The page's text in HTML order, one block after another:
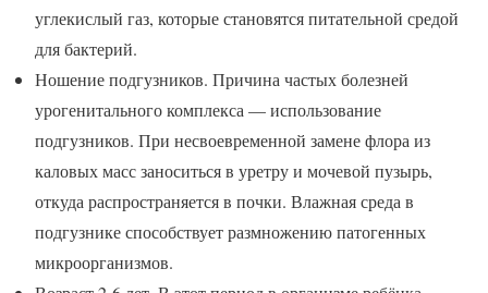
углекислый газ, которые становятся питательной средой
для бактерий.
Ношение подгузников. Причина частых болезней
урогенитального комплекса — использование
подгузников. При несвоевременной замене флора из
каловых масс заноситься в уретру и мочевой пузырь,
откуда распространяется в почки. Влажная среда в
подгузнике способствует размножению патогенных
микроорганизмов.